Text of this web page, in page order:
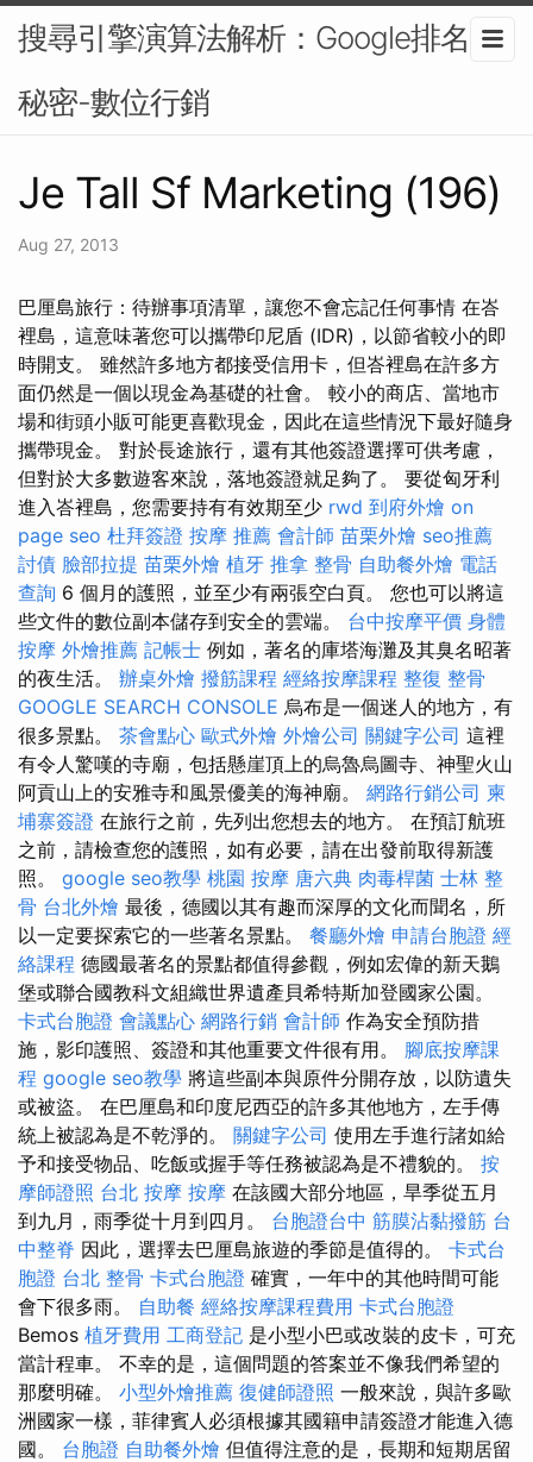
搜尋引擎演算法解析：Google排名的
秘密-數位行銷
Je Tall Sf Marketing (196)
Aug 27, 2013
巴厘島旅行：待辦事項清單，讓您不會忘記任何事情 在峇
裡島，這意味著您可以攜帶印尼盾 (IDR)，以節省較小的即
時開支。 雖然許多地方都接受信用卡，但峇裡島在許多方
面仍然是一個以現金為基礎的社會。 較小的商店、當地市
場和街頭小販可能更喜歡現金，因此在這些情況下最好隨身
攜帶現金。 對於長途旅行，還有其他簽證選擇可供考慮，
但對於大多數遊客來說，落地簽證就足夠了。 要從匈牙利
進入峇裡島，您需要持有有效期至少 rwd 到府外燴 on
page seo 杜拜簽證 按摩 推薦 會計師 苗栗外燴 seo推薦
討債 臉部拉提 苗栗外燴 植牙 推拿 整骨 自助餐外燴 電話
查詢 6 個月的護照，並至少有兩張空白頁。 您也可以將這
些文件的數位副本儲存到安全的雲端。 台中按摩平價 身體
按摩 外燴推薦 記帳士 例如，著名的庫塔海灘及其臭名昭著
的夜生活。 辦桌外燴 撥筋課程 經絡按摩課程 整復 整骨
GOOGLE SEARCH CONSOLE 烏布是一個迷人的地方，有
很多景點。 茶會點心 歐式外燴 外燴公司 關鍵字公司 這裡
有令人驚嘆的寺廟，包括懸崖頂上的烏魯烏圖寺、神聖火山
阿貢山上的安雅寺和風景優美的海神廟。 網路行銷公司 柬
埔寨簽證 在旅行之前，先列出您想去的地方。 在預訂航班
之前，請檢查您的護照，如有必要，請在出發前取得新護
照。 google seo教學 桃園 按摩 唐六典 肉毒桿菌 士林 整
骨 台北外燴 最後，德國以其有趣而深厚的文化而聞名，所
以一定要探索它的一些著名景點。 餐廳外燴 申請台胞證 經
絡課程 德國最著名的景點都值得參觀，例如宏偉的新天鵝
堡或聯合國教科文組織世界遺產貝希特斯加登國家公園。
卡式台胞證 會議點心 網路行銷 會計師 作為安全預防措
施，影印護照、簽證和其他重要文件很有用。 腳底按摩課
程 google seo教學 將這些副本與原件分開存放，以防遺失
或被盜。 在巴厘島和印度尼西亞的許多其他地方，左手傳
統上被認為是不乾淨的。 關鍵字公司 使用左手進行諸如給
予和接受物品、吃飯或握手等任務被認為是不禮貌的。 按
摩師證照 台北 按摩 按摩 在該國大部分地區，旱季從五月
到九月，雨季從十月到四月。 台胞證台中 筋膜沾黏撥筋 台
中整脊 因此，選擇去巴厘島旅遊的季節是值得的。 卡式台
胞證 台北 整骨 卡式台胞證 確實，一年中的其他時間可能
會下很多雨。 自助餐 經絡按摩課程費用 卡式台胞證
Bemos 植牙費用 工商登記 是小型小巴或改裝的皮卡，可充
當計程車。 不幸的是，這個問題的答案並不像我們希望的
那麼明確。 小型外燴推薦 復健師證照 一般來說，與許多歐
洲國家一樣，菲律賓人必須根據其國籍申請簽證才能進入德
國。 台胞證 自助餐外燴 但值得注意的是，長期和短期居留